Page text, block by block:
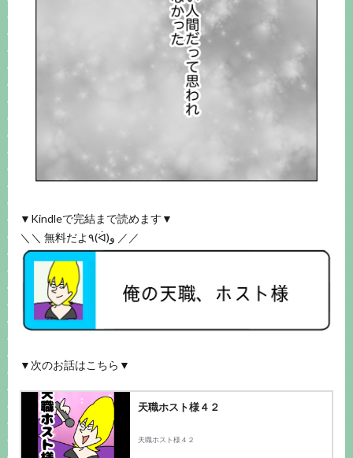
▼Kindleで完結まで読めます▼
＼＼ 無料だよ٩(ᐛ)و ／／
▼次のお話はこちら▼